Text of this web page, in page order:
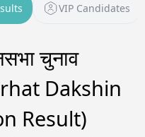
VIP Candidates
चुनाव
Dakshin
Result)